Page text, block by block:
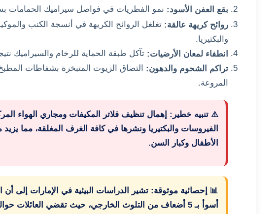
بقع العفن الأسود: نمو الفطريات في فواصل سيراميك الحمامات
روائح كريهة عالقة: تغلغل الروائح الكريهة في أنسجة الكنب
والبكتيريا.
انطفاء لمعان الأرضيات: تآكل طبقة الحماية للرخام والسيراميك
تراكم الشحوم والدهون: التصاق الزيوت المتبخرة بشفاطات
المروعة.
⚠️ تنبيه خطير: إهمال تنظيف فلاتر المكيفات ومجاري الهواء
الفيروسات والبكتيريا ونشرها في كافة الغرف المغلقة، مما
الأطفال وكبار السن.
📊 إحصائية موثوقة: تشير الدراسات البيئية في الإمارات إلى